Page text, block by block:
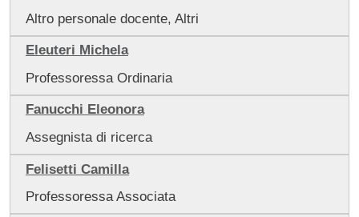
Altro personale docente, Altri
Eleuteri Michela
Professoressa Ordinaria
Fanucchi Eleonora
Assegnista di ricerca
Felisetti Camilla
Professoressa Associata